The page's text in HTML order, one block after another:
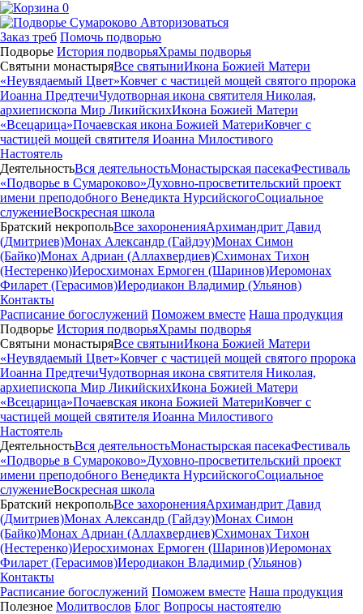
0
Авторизоваться
Заказ треб Помочь подворью
Подворье История подворьяХрамы подворья
Святыни монастыряВсе святыниИкона Божией Матери
«Неувядаемый Цвет»Ковчег с частицей мощей святого пророка
Иоанна ПредтечиЧудотворная икона святителя Николая,
архиепископа Мир ЛикийскихИкона Божией Матери
«Всецарица»Почаевская икона Божией МатериКовчег с
частицей мощей святителя Иоанна Милостивого
Настоятель
ДеятельностьВся деятельностьМонастырская пасекаФестиваль
«Подворье в Сумароково»Духовно-просветительский проект
имени преподобного Венедикта НурсийскогоСоциальное
служениеВоскресная школа
Братский некропольВсе захороненияАрхимандрит Давид
(Дмитриев)Монах Александр (Гайдэу)Монах Симон
(Байко)Монах Адриан (Аллахвердиев)Схимонах Тихон
(Нестеренко)Иеросхимонах Ермоген (Шаринов)Иеромонах
Филарет (Герасимов)Иеродиакон Владимир (Ульянов)
Контакты
Расписание богослужений Поможем вместе Наша продукция
Подворье История подворьяХрамы подворья
Святыни монастыряВсе святыниИкона Божией Матери
«Неувядаемый Цвет»Ковчег с частицей мощей святого пророка
Иоанна ПредтечиЧудотворная икона святителя Николая,
архиепископа Мир ЛикийскихИкона Божией Матери
«Всецарица»Почаевская икона Божией МатериКовчег с
частицей мощей святителя Иоанна Милостивого
Настоятель
ДеятельностьВся деятельностьМонастырская пасекаФестиваль
«Подворье в Сумароково»Духовно-просветительский проект
имени преподобного Венедикта НурсийскогоСоциальное
служениеВоскресная школа
Братский некропольВсе захороненияАрхимандрит Давид
(Дмитриев)Монах Александр (Гайдэу)Монах Симон
(Байко)Монах Адриан (Аллахвердиев)Схимонах Тихон
(Нестеренко)Иеросхимонах Ермоген (Шаринов)Иеромонах
Филарет (Герасимов)Иеродиакон Владимир (Ульянов)
Контакты
Расписание богослужений Поможем вместе Наша продукция
Полезное Молитвослов Блог Вопросы настоятелю